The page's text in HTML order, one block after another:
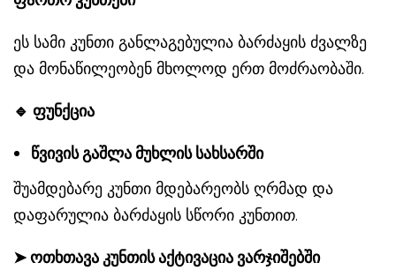
ეს სამი კუნთი განლაგებულია ბარძაყის ძვალზე
და მონაწილეობენ მხოლოდ ერთ მოძრაობაში.
🔹 ფუნქცია
წვივის გაშლა მუხლის სახსარში
შუამდებარე კუნთი მდებარეობს ღრმად და
დაფარულია ბარძაყის სწორი კუნთით.
➤ოთხთავა კუნთის აქტივაცია ვარჯიშებში